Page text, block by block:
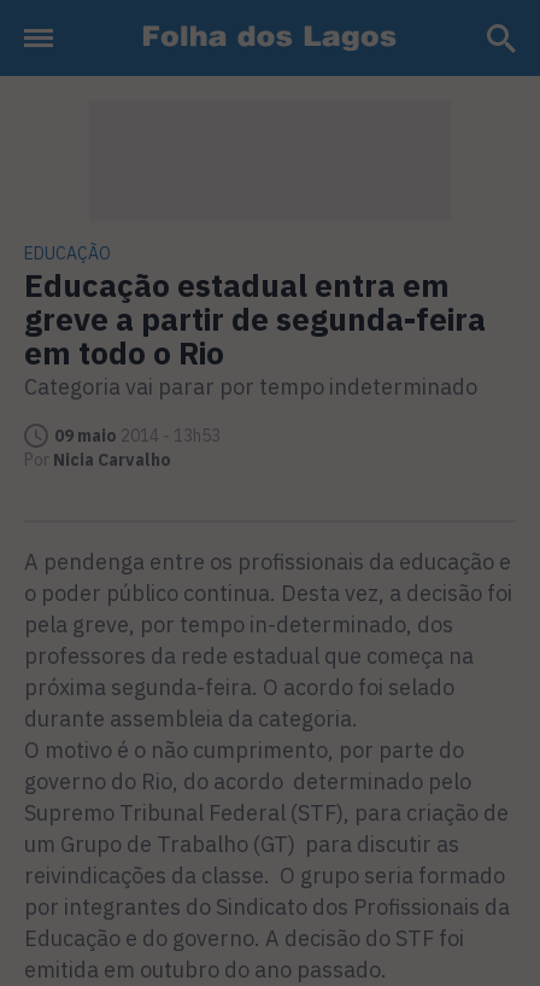
EDUCAÇÃO
Educação estadual entra em
greve a partir de segunda-feira
em todo o Rio
Categoria vai parar por tempo indeterminado
09 maio 2014 - 13h53
Por Nicia Carvalho
A pendenga entre os profissionais da educação e
o poder público continua. Desta vez, a decisão foi
pela greve, por tempo in-determinado, dos
professores da rede estadual que começa na
próxima segunda-feira. O acordo foi selado
durante assembleia da categoria.
O motivo é o não cumprimento, por parte do
governo do Rio, do acordo determinado pelo
Supremo Tribunal Federal (STF), para criação de
um Grupo de Trabalho (GT) para discutir as
reivindicações da classe. O grupo seria formado
por integrantes do Sindicato dos Profissionais da
Educação e do governo. A decisão do STF foi
emitida em outubro do ano passado.